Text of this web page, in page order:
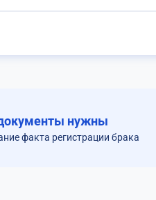
нужны
факта регистрации брака